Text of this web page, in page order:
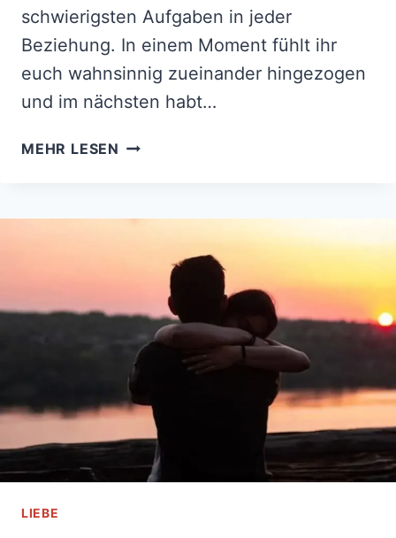
schwierigsten Aufgaben in jeder
Beziehung. In einem Moment fühlt ihr
euch wahnsinnig zueinander hingezogen
und im nächsten habt…
MEHR LESEN 10
NICHT
MEHR
ATTRAKTIV
FINDET
LIEBE